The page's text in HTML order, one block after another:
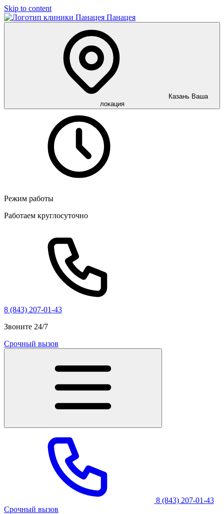
Skip to content
Панацея
Казань Ваша
локация
Режим работы
Работаем круглосуточно
8 (843) 207-01-43
Звоните 24/7
Срочный вызов
8 (843) 207-01-43
Срочный вызов